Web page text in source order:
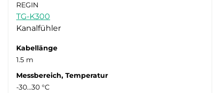
REGIN
TG-K300
Kanalfühler
Kabellänge
1.5 m
Messbereich, Temperatur
-30…30 °C